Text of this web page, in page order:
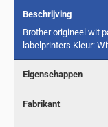
Beschrijving
Brother origineel wit
labelprinters.Kleur:
Eigenschappen
Fabrikant